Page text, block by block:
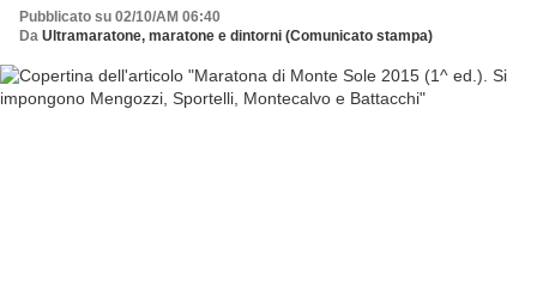
Pubblicato su 02/10/AM 06:40
Da Ultramaratone, maratone e dintorni (Comunicato stampa)